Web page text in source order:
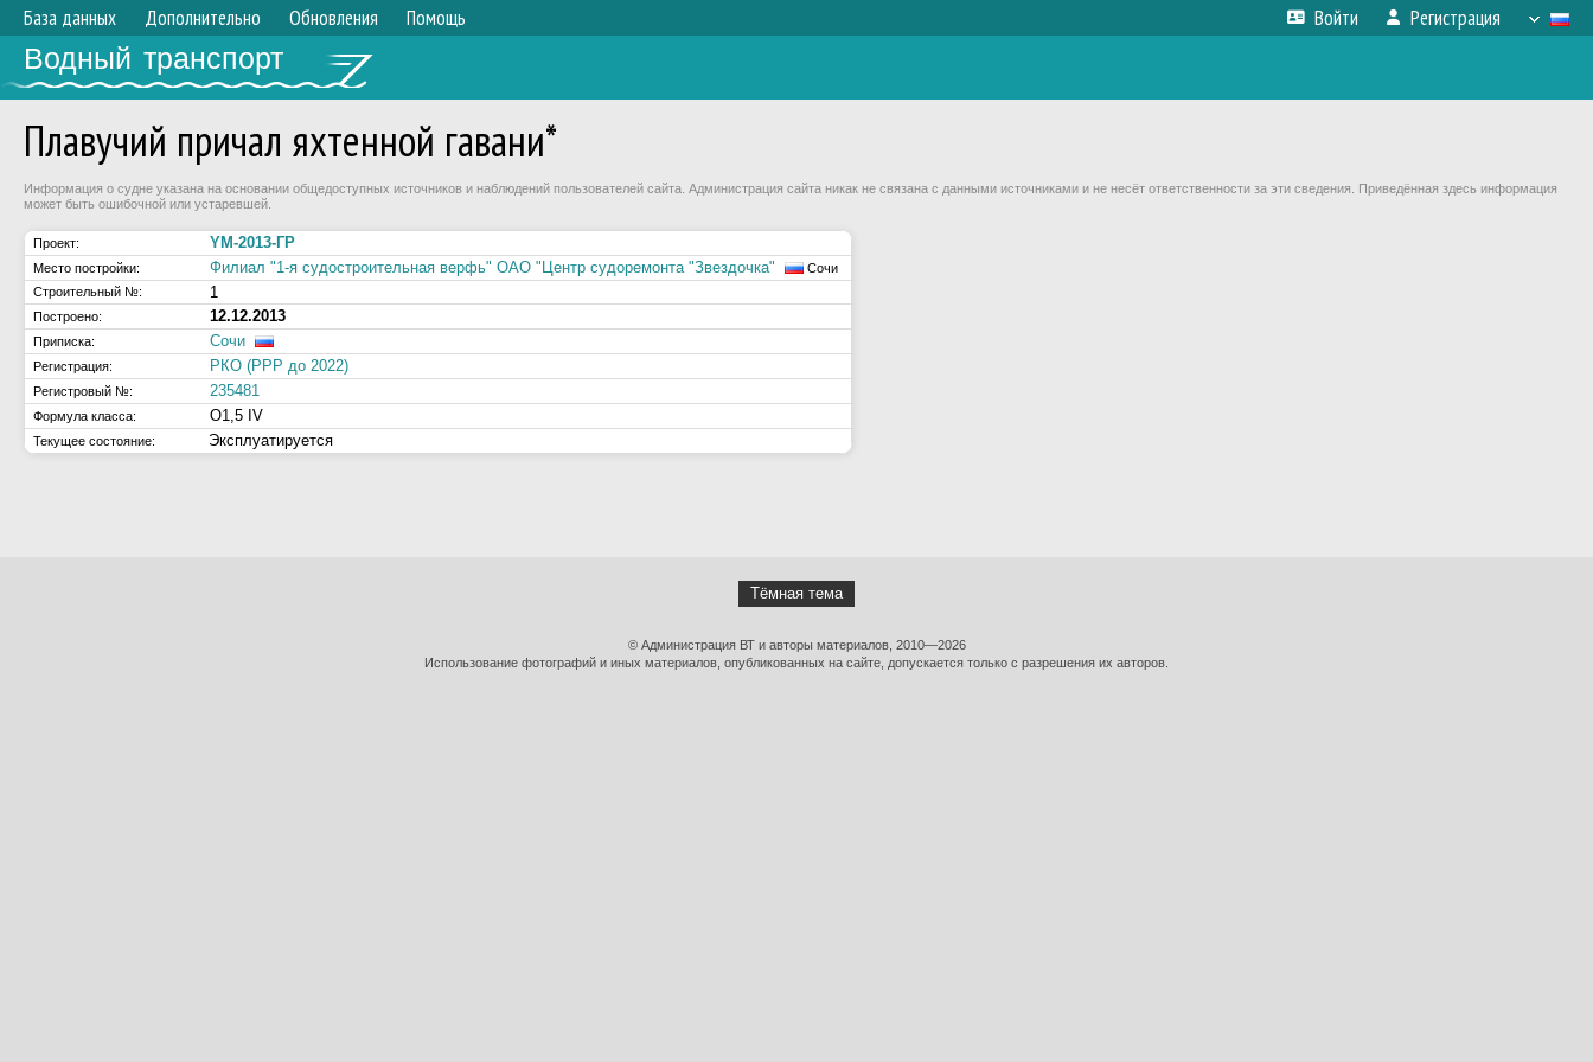
База данных Дополнительно Обновления Помощь Войти Регистрация
Водный транспорт
Плавучий причал яхтенной гавани*
Информация о судне указана на основании общедоступных источников и наблюдений пользователей сайта. Администрация сайта никак не связана с данными источниками и не несёт ответственности за эти сведения. Приведённая здесь информация
может быть ошибочной или устаревшей.
Проект: YM-2013-ГР
Место постройки: Филиал "1-я судостроительная верфь" ОАО "Центр судоремонта "Звездочка"
Сочи
Строительный №:
1
Построено: 12.12.2013
Приписка: Сочи
Регистрация: РКО (РРР до 2022)
Регистровый №: 235481
Формула класса: О1,5 IV
Текущее состояние: Эксплуатируется
Тёмная тема
© Администрация ВТ и авторы материалов, 2010—2026
Использование фотографий и иных материалов, опубликованных на сайте, допускается только с разрешения их авторов.